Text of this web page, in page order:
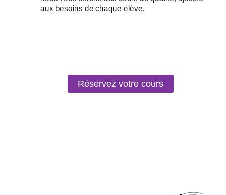
Réservez votre cours